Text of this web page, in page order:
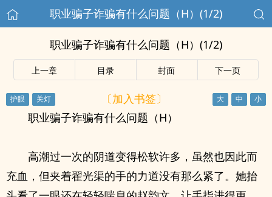
职业骗子诈骗有什么问题（H）(1/2)
职业骗子诈骗有什么问题（H）(1/2)
上一章 目录 封面 下一页
〔加入书签〕
职业骗子诈骗有什么问题（H）
高潮过一次的阴道变得松软许多，虽然也因此而
充血，但夹着翟光渠的手的力道没有那么紧了。她抬